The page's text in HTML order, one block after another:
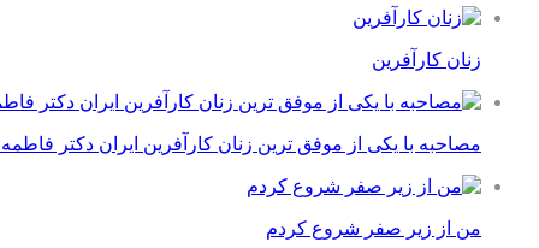
زنان کارآفرین
مصاحبه با یکی از موفق ترین زنان کارآفرین ایران دکتر
من از زیر صفر شروع کردم